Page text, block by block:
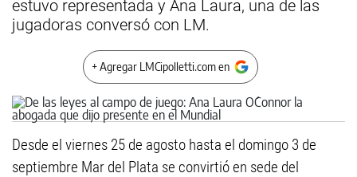
estuvo representada y Ana Laura, una de las
jugadoras conversó con LM.
+ Agregar LMCipolletti.com en
Desde el viernes 25 de agosto hasta el domingo 3 de
septiembre Mar del Plata se convirtió en sede del